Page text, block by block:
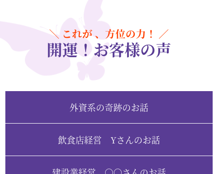
＼ これが 、方位の力！ ／
開運！お客様の声
外資系の奇跡
飲食店経営 Yさん